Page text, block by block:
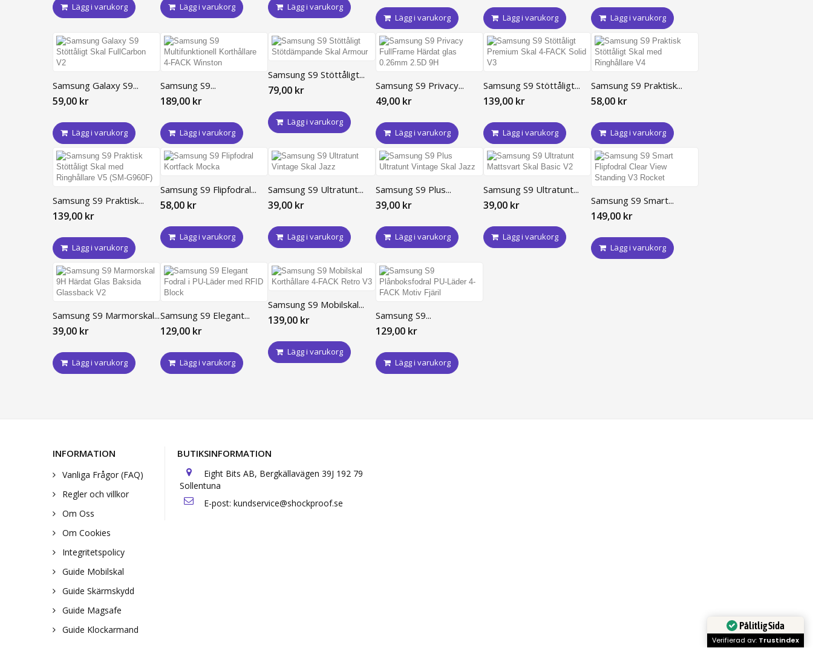
Lägg i varukorg Lägg i varukorg Lägg i varukorg
Lägg i varukorg Lägg i varukorg Lägg i varukorg
Samsung Galaxy S9...
59,00 kr
Lägg i varukorg
Samsung S9...
189,00 kr
Lägg i varukorg
Samsung S9 Stöttåligt...
79,00 kr
Lägg i varukorg
Samsung S9 Privacy...
49,00 kr
Lägg i varukorg
Samsung S9 Stöttåligt...
139,00 kr
Lägg i varukorg
Samsung S9 Praktisk...
58,00 kr
Lägg i varukorg
Samsung S9 Praktisk...
139,00 kr
Lägg i varukorg
Samsung S9 Flipfodral...
58,00 kr
Lägg i varukorg
Samsung S9 Ultratunt...
39,00 kr
Lägg i varukorg
Samsung S9 Plus...
39,00 kr
Lägg i varukorg
Samsung S9 Ultratunt...
39,00 kr
Lägg i varukorg
Samsung S9 Smart...
149,00 kr
Lägg i varukorg
Samsung S9 Marmorskal...
39,00 kr
Lägg i varukorg
Samsung S9 Elegant...
129,00 kr
Lägg i varukorg
Samsung S9 Mobilskal...
139,00 kr
Lägg i varukorg
Samsung S9...
129,00 kr
Lägg i varukorg
INFORMATION
Vanliga Frågor (FAQ)
Regler och villkor
Om Oss
Om Cookies
Integritetspolicy
Guide Mobilskal
Guide Skärmskydd
Guide Magsafe
Guide Klockarmand
BUTIKSINFORMATION
Eight Bits AB, Bergkällavägen 39J 192 79
Sollentuna
E-post: kundservice@shockproof.se
Pålitlig Sida
Verifierad av: Trustindex